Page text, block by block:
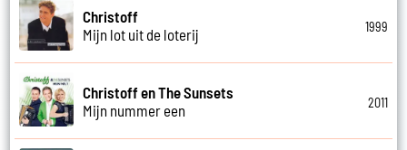
Christoff
Mijn lot uit de loterij
1999
Christoff en The Sunsets
Mijn nummer een
2011